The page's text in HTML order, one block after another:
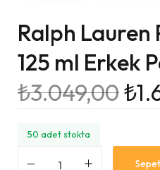
Ralph Lauren
125 ml Erkek
₺3.049,00₺
50 adet stokta